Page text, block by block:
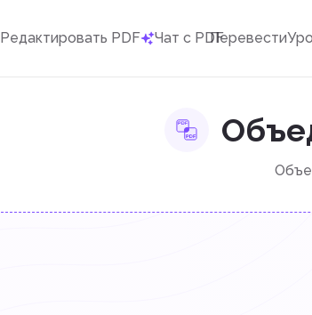
Редактировать PDF Чат с PDFПеревести